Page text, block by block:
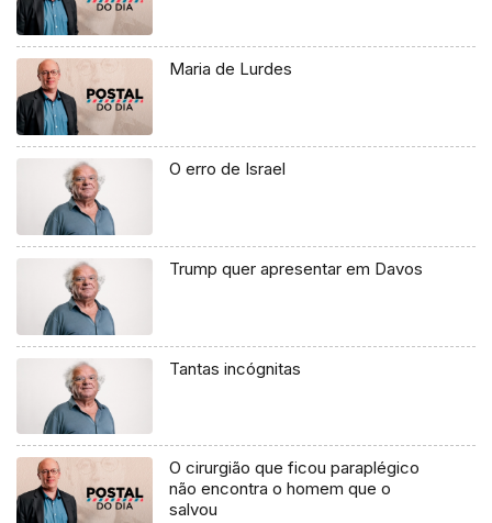
Maria de Lurdes
O erro de Israel
Trump quer apresentar em Davos
Tantas incógnitas
O cirurgião que ficou paraplégico
não encontra o homem que o
salvou